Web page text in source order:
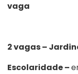
vaga
2 vagas –
Escolaridade –